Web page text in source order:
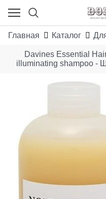
Главная Каталог
Davines Essential
illuminating shampoo -